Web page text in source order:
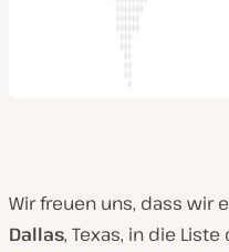
Wir freuen uns, dass wir
Dallas, Texas, in die